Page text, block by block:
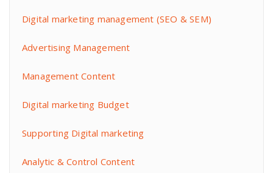
Digital marketing management (SEO & SEM)
Advertising Management
Management Content
Digital marketing Budget
Supporting Digital marketing
Analytic & Control Content